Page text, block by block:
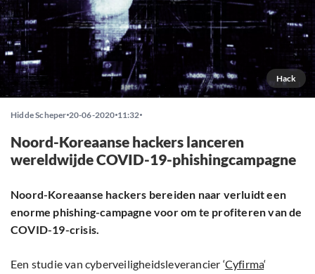
Hack
Hidde Scheper 20-06-2020 11:32
Noord-Koreaanse hackers lanceren
wereldwijde COVID-19-phishingcampagne
Noord-Koreaanse hackers bereiden naar verluidt een
enorme phishing-campagne voor om te profiteren van de
COVID-19-crisis.
Een studie van cyberveiligheidsleverancier ‘Cyfirma‘